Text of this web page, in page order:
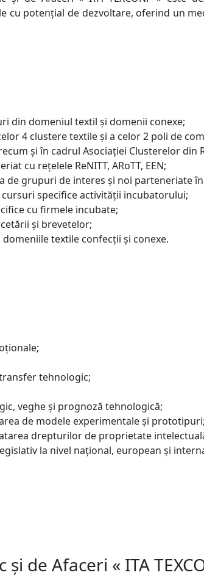
cu potenţial de dezvoltare, oferind un
din domeniul textil şi domenii conexe;
4 clustere textile şi a celor 2 poli de
şi în cadrul Asociaţiei Clusterelor din
cu reţelele ReNITT, ARoTT, EEN;
de grupuri de interes şi noi parteneriate
specifice activităţii incubatorului;
cu firmele incubate;
şi brevetelor;
textile confecții și conexe.
tehnologic;
veghe și prognoză tehnologică;
de modele experimentale și prototipuri;
drepturilor de proprietate
la nivel național, european și
de Afaceri « ITA